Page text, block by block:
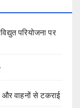
परियोजना पर
और वाहनों से टकराई